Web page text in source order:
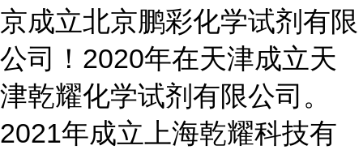
京成立北京鹏彩化学试剂有限
公司！2020年在天津成立天
津乾耀化学试剂有限公司。
2021年成立上海乾耀科技有